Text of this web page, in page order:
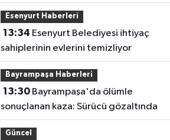
Esenyurt Haberleri
13:34
sahiplerinin evlerini temizliyor
Bayrampaşa Haberleri
13:30Bayrampaşa'da ölümle
sonuçlanan kaza: Sürücü gözaltında
Güncel